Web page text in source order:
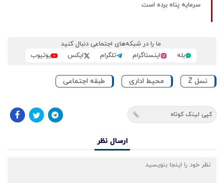
سرمایه پناه برده است
ما را در شبکه‌های اجتماعی دنبال کنید
بله
اینستاگرام تلگرام ایکس یوتیوب
نسل Z محیط اداری طبقه اجتماعی
کپی لینک کوتاه
ارسال نظر